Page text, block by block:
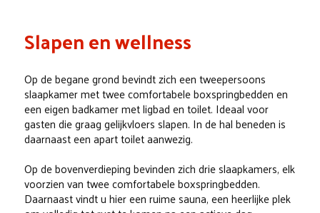
Slapen en wellness
Op de begane grond bevindt zich een tweepersoons
slaapkamer met twee comfortabele boxspringbedden en
een eigen badkamer met ligbad en toilet. Ideaal voor
gasten die graag gelijkvloers slapen. In de hal beneden is
daarnaast een apart toilet aanwezig.
Op de bovenverdieping bevinden zich drie slaapkamers, elk
voorzien van twee comfortabele boxspringbedden.
Daarnaast vindt u hier een ruime sauna, een heerlijke plek